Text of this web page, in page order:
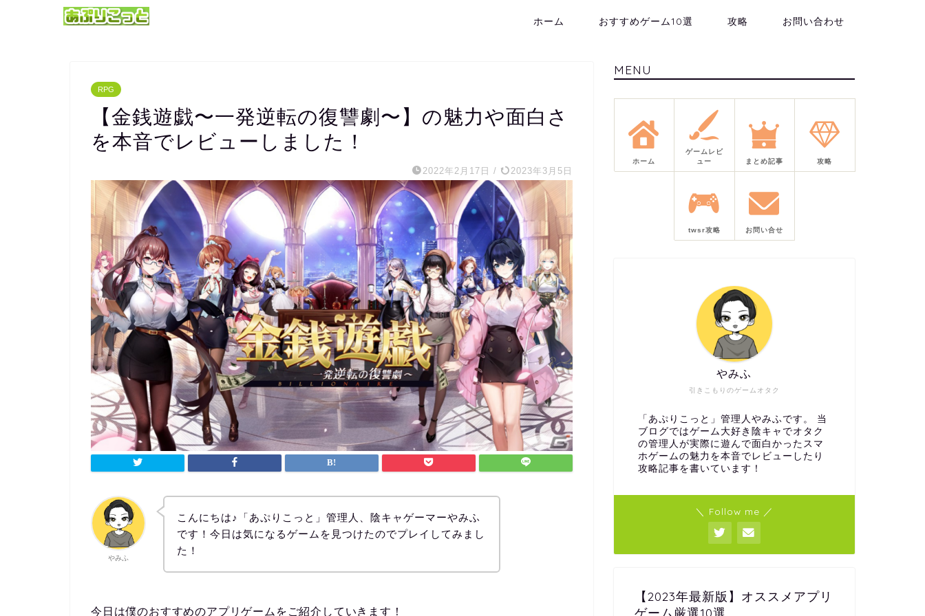
ホーム おすすめゲーム10選 攻略 お問い合わせ
RPG
【金銭遊戯〜一発逆転の復讐劇〜】の魅力や面白さ
を本音でレビューしました！
2022年2月17日 / 2023年3月5日
やみふ
こんにちは♪「あぷりこっと」管理人、陰キャゲーマーやみふ
です！今日は気になるゲームを見つけたのでプレイしてみまし
た！
今日は僕のおすすめのアプリゲームをご紹介していきます！
MENU
ホーム
ゲームレビ
ュー
まとめ記事 攻略
twsr攻略 お問い合せ
引きこもりのゲームオタク
やみふ
「あぷりこっと」管理人やみふです。 当
ブログではゲーム大好き陰キャでオタク
の管理人が実際に遊んで面白かったスマ
ホゲームの魅力を本音でレビューしたり
攻略記事を書いています！
＼ Follow me ／
【2023年最新版】オススメアプリ
ゲーム厳選10選